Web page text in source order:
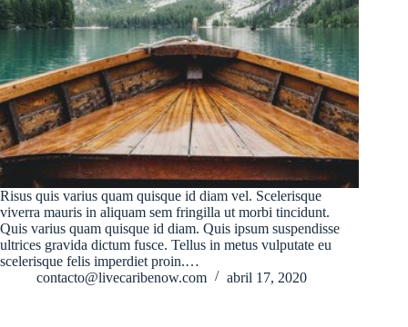
Risus quis varius quam quisque id diam vel. Scelerisque
viverra mauris in aliquam sem fringilla ut morbi tincidunt.
Quis varius quam quisque id diam. Quis ipsum suspendisse
ultrices gravida dictum fusce. Tellus in metus vulputate eu
scelerisque felis imperdiet proin.…
contacto@livecaribenow.com
abril 17, 2020